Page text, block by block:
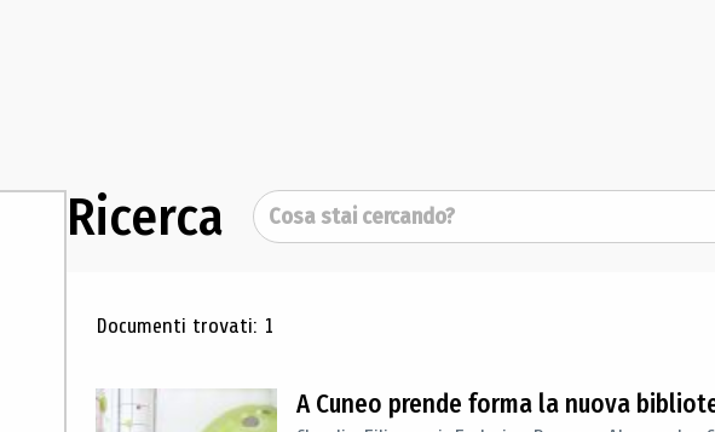
Ricerca Cerca
Risultati di ricerca
Documenti trovati: 1
A Cuneo prende forma la nuova